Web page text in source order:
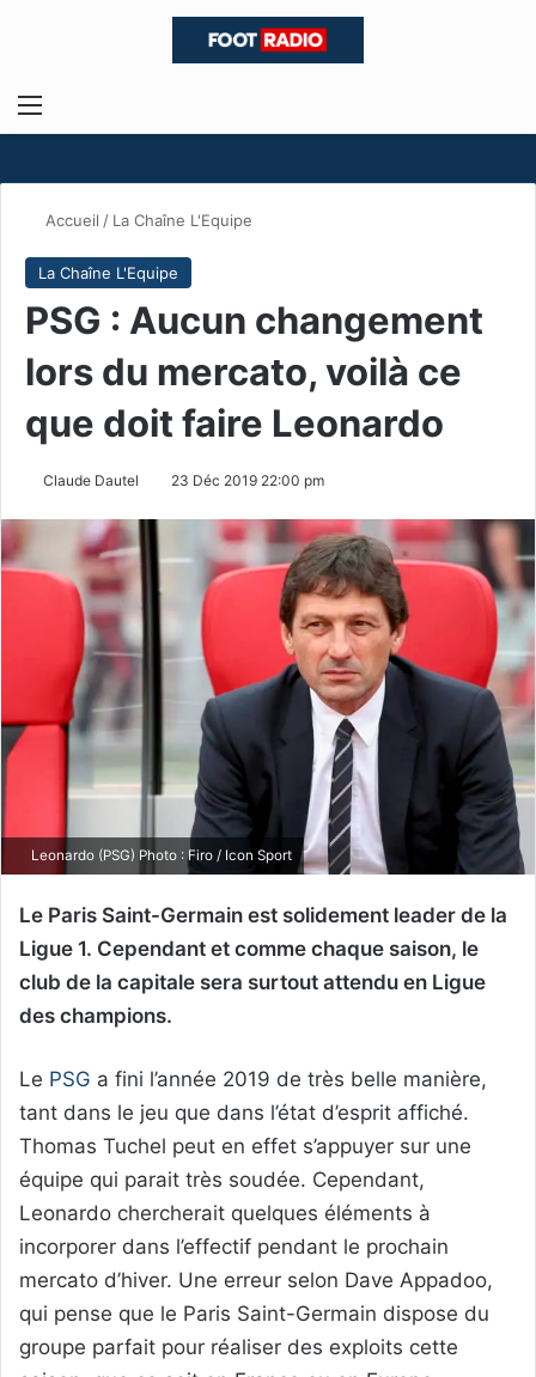
Menu
Accueil / La Chaîne L'Equipe
La Chaîne L'Equipe
PSG : Aucun changement
lors du mercato, voilà ce
que doit faire Leonardo
Claude Dautel 23 Déc 2019 22:00 pm
Leonardo (PSG) Photo : Firo / Icon Sport
Le Paris Saint-Germain est solidement leader de la
Ligue 1. Cependant et comme chaque saison, le
club de la capitale sera surtout attendu en Ligue
des champions.
Le PSG a fini l’année 2019 de très belle manière,
tant dans le jeu que dans l’état d’esprit affiché.
Thomas Tuchel peut en effet s’appuyer sur une
équipe qui parait très soudée. Cependant,
Leonardo chercherait quelques éléments à
incorporer dans l’effectif pendant le prochain
mercato d’hiver. Une erreur selon Dave Appadoo,
qui pense que le Paris Saint-Germain dispose du
groupe parfait pour réaliser des exploits cette